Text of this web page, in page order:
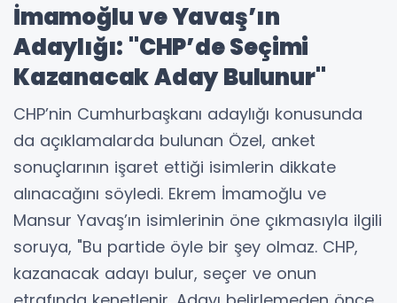
İmamoğlu ve Yavaş’ın
Adaylığı: "CHP’de Seçimi
Kazanacak Aday Bulunur"
CHP’nin Cumhurbaşkanı adaylığı konusunda
da açıklamalarda bulunan Özel, anket
sonuçlarının işaret ettiği isimlerin dikkate
alınacağını söyledi. Ekrem İmamoğlu ve
Mansur Yavaş’ın isimlerinin öne çıkmasıyla ilgili
soruya, "Bu partide öyle bir şey olmaz. CHP,
kazanacak adayı bulur, seçer ve onun